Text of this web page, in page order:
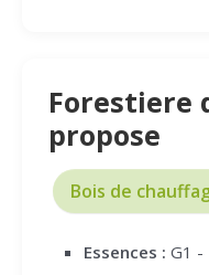
Forestiere
propose
Bois de
Essences : G1 -